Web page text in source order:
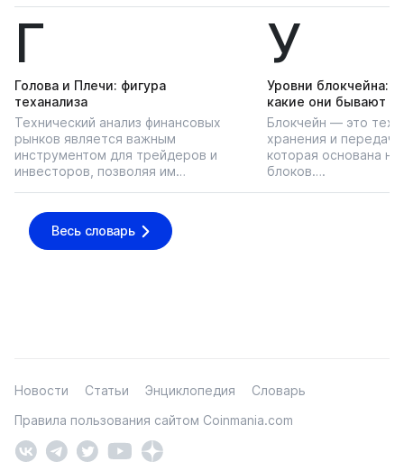
Г
Голова и Плечи: фигура
теханализа
Технический анализ финансовых
рынков является важным
инструментом для трейдеров и
инвесторов, позволяя им…
У
Уровни блокчейна:
какие они бывают
Блокчейн — это
хранения и
которая основана
блоков….
Весь словарь
Новости Статьи Энциклопедия
Словарь
Правила пользования сайтом Coinmania.com